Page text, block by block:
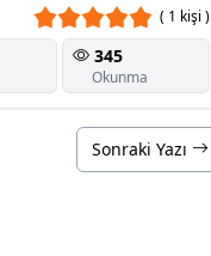
( 1 kişi )
345
Okunma
Sonraki Yazı